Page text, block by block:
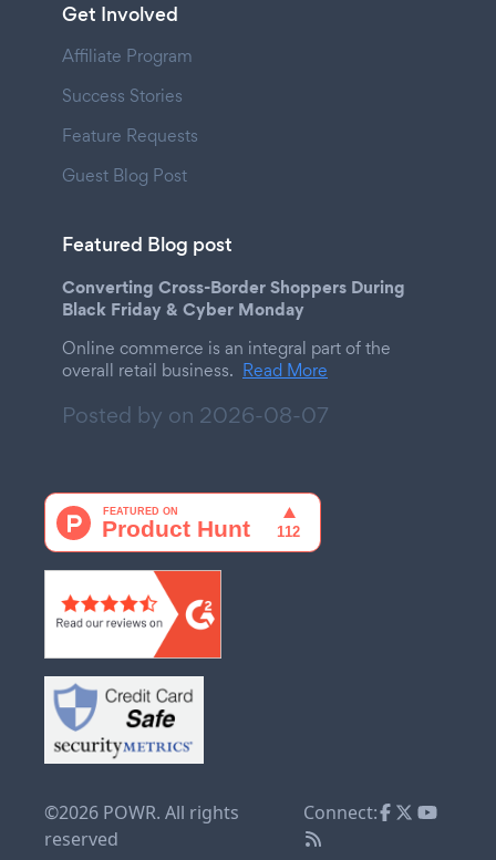
Get Involved
Affiliate Program
Success Stories
Feature Requests
Guest Blog Post
Featured Blog post
Converting Cross-Border Shoppers During
Black Friday & Cyber Monday
Online commerce is an integral part of the
overall retail business. Read More
Posted by on 2026-08-07
©2026 POWR. All rights
reserved
Connect: